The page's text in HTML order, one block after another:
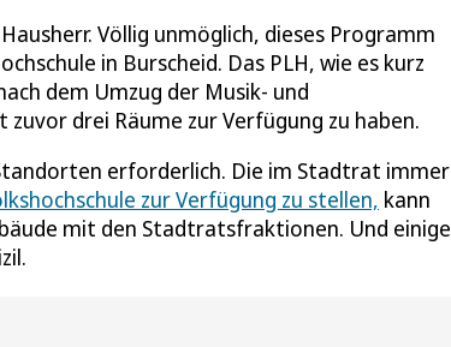
Völlig unmöglich, dieses Programm
in Burscheid. Das PLH, wie es kurz
dem Umzug der Musik- und
drei Räume zur Verfügung zu haben.
erforderlich. Die im Stadtrat immer
zur Verfügung zu stellen, kann
mit den Stadtratsfraktionen. Und einige